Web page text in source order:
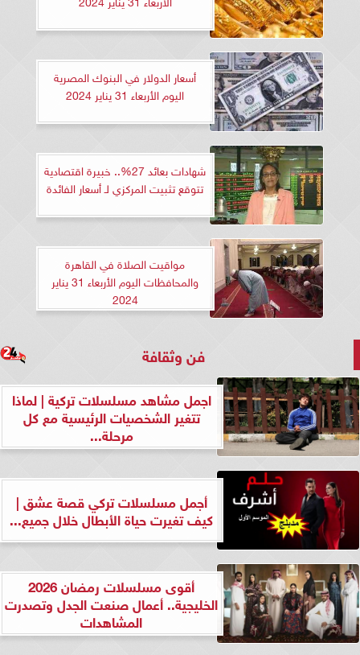
أسعار الدولار في البنوك المصرية
اليوم الأربعاء 31 يناير 2024
شهادات بعائد 27%.. خبيرة اقتصادية
تتوقع تثبيت المركزي لـ أسعار الفائدة
مواقيت الصلاة في القاهرة
والمحافظات اليوم الأربعاء 31 يناير
2024
فن وثقافة
اجمل مشاهد مسلسلات تركية | لماذا
تتغير الشخصيات الرئيسية مع كل
مرحلة...
أجمل مسلسلات تركي قصة عشق |
كيف تغيرت حياة الأبطال خلال جميع...
أقوى مسلسلات رمضان 2026
الخليجية.. أعمال صنعت الجدل وتصدرت
المشاهدات